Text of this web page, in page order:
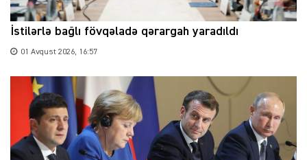
İstilərlə bağlı fövqəladə qərargah yaradıldı
01 Avqust 2026, 16:57